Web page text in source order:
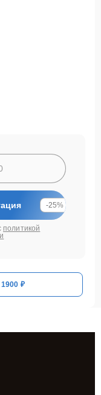
-25%
политикой
1900 ₽